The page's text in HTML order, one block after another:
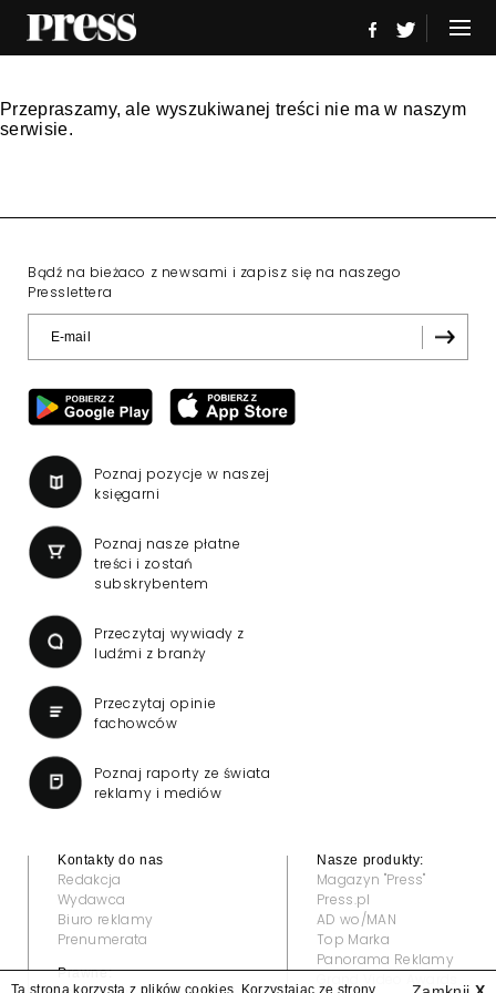
Przepraszamy, ale wyszukiwanej treści nie ma w naszym
serwisie.
Bądź na bieżaco z newsami i zapisz się na naszego
Presslettera
Poznaj pozycje w naszej
księgarni
Poznaj nasze płatne
treści i zostań
subskrybentem
Przeczytaj wywiady z
ludźmi z branży
Przeczytaj opinie
fachowców
Poznaj raporty ze świata
reklamy i mediów
Kontakty do nas
Redakcja
Wydawca
Biuro reklamy
Prenumerata
Prawne:
Nasze produkty:
Magazyn "Press"
Press.pl
AD wo/MAN
Top Marka
Panorama Reklamy
Ta strona korzysta z plików cookies. Korzystając ze strony